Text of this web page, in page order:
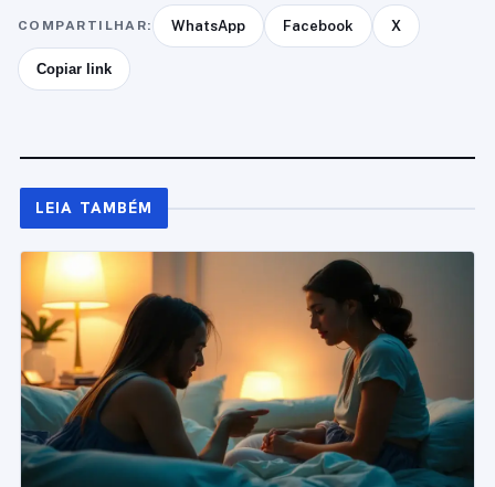
COMPARTILHAR: WhatsApp Facebook X
Copiar link
LEIA TAMBÉM